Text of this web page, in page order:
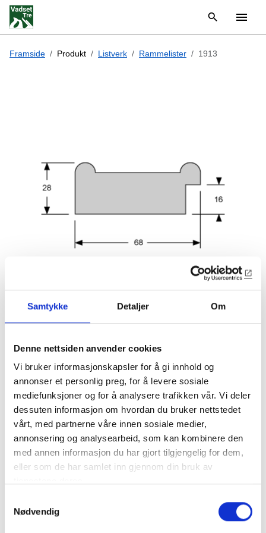
Samtykke Detaljer Om
Denne nettsiden anvender cookies
Vi bruker informasjonskapsler for å gi innhold og
annonser et personlig preg, for å levere sosiale
mediefunksjoner og for å analysere trafikken vår. Vi deler
dessuten informasjon om hvordan du bruker nettstedet
vårt, med partnerne våre innen sosiale medier,
annonsering og analysearbeid, som kan kombinere den
med annen informasjon du har gjort tilgjengelig for dem,
eller som de har samlet inn gjennom din bruk av
Nødvendig
Framside Produkt Listverk Rammelister 1913
1913
28x68mm Rammelist